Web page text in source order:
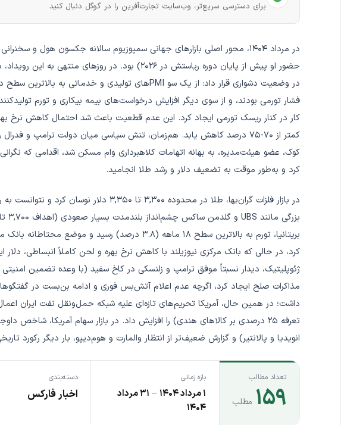
برای دسترسی سریع‌تر، وب‌سایت تجارت‌آفرین را در گوگل دنبال کنید
در مرداد ۱۴۰۴، محور اصلی بازارهای جهانی سمپوزیوم سالانه جکسون هول و
حضور او پیش از پایان دوره ریاستش در ۲۰۲۶) بود. در
فشار تورمی بودند، و از سوی دیگر افزایش درخواست‌های بیمه بیکاری و تورم
کمتر از ۷۰-۷۵ درصد کاهش یابد. هم‌زمان، تنش سیاسی میان دولت ترامپ و
کوک، عضو هیئت‌مدیره، به بهانه اتهامات کلاهبرداری وام مسکن شد، اقدامی که
کرد و به‌طور موقت به تضعیف دلار و رشد طلا انجامید.
در بازار فلزات گران‌بها، طلا در محدوده ۳,۳۰۰ تا
بریتانیا، تورم به بالاترین سطح ۱۸ ماهه (۳.۸ درصد)
کرد، در حالی که بانک مرکزی نیوزیلند با کاهش نرخ بهره و لحن کاملاً انبساطی،
ژئوپلیتیک، دیدار نسبتاً موفق ترامپ و زلنسکی در کاخ سفید (با وعده تضمین امنیتی
مذاکرات صلح ایجاد کرد، اگرچه عدم اعلام آتش‌بس فوری و ادامه بن‌بست در
داشت؛ در همین حال، آمریکا تحریم‌های تازه‌ای علیه شبکه حمل‌ونقل نفت ایران
تعرفه ۲۵ درصدی بر کالاهای هندی) را افزایش داد. در بازار سهام آمریکا، شاخص
انویدیا و پالانتیر) و گزارش ضعیف‌تر از انتظار والمارت و هوم‌دیپو، بار دیگر رکورد تاریخی خود را در
تعداد مطالب
۱۵۹ مطلب
بازه زمانی
۱ مرداد ۱۴۰۴ –
۳۱ مرداد
۱۴۰۴
دسته‌بندی
اخبار فارکس